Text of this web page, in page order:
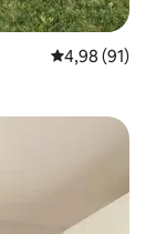
4,98 de uma
4,98 (91)